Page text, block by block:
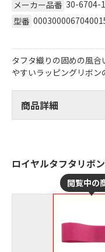
メーカー品番 30-6704-
型番
タフタ織りの固めの風
やすいラッピングリボン
商品詳細
ロイヤルタフタリボ